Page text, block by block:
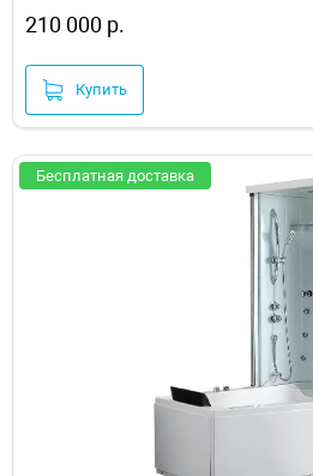
210 000 р.
Купить
Бесплатная доставка